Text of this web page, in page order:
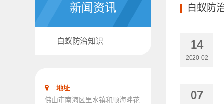
新闻资讯
白蚁防治知识
地址
佛山市南海区里水镇和顺海畔花
白蚁防
14
2020-02
07